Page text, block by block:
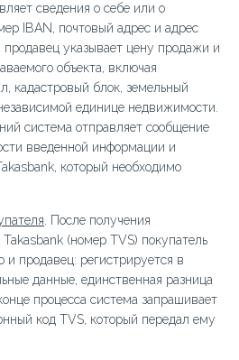
сведения о себе или о
IBAN, почтовый адрес и адрес
продавец указывает цену продажи и
объекта, включая
кадастровый блок, земельный
единице недвижимости.
система отправляет сообщение
введенной информации и
который необходимо
. После получения
(номер TVS) покупатель
и продавец: регистрируется в
данные, единственная разница
процесса система запрашивает
код TVS, который передал ему